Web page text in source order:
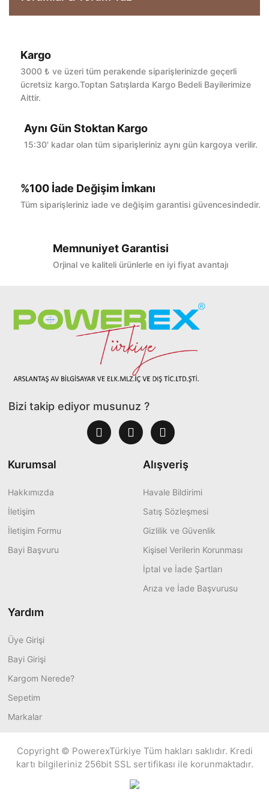
Bu ürüne ilk yorumu siz yapın!
Kargo
3000 ₺ ve üzeri tüm perakende siparişlerinizde geçerli
ücretsiz kargo.Toptan Satışlarda Kargo Bedeli Bayilerimize
Aittir.
Aynı Gün Stoktan Kargo
15:30' kadar olan tüm siparişleriniz aynı gün kargoya verilir.
%100 İade Değişim İmkanı
Tüm siparişleriniz iade ve değişim garantisi güvencesindedir.
Memnuniyet Garantisi
Orjinal ve kaliteli ürünlerle en iyi fiyat avantajı
Bizi takip ediyor musunuz ?
Kurumsal
Hakkımızda
İletişim
İletişim Formu
Bayi Başvuru
Alışveriş
Havale Bildirimi
Satış Sözleşmesi
Gizlilik ve Güvenlik
Kişisel Verilerin Korunması
İptal ve İade Şartları
Arıza ve İade Başvurusu
Yardım
Üye Girişi
Bayi Girişi
Kargom Nerede?
Sepetim
Markalar
Copyright © PowerexTürkiye Tüm hakları saklıdır. Kredi
kartı bilgileriniz 256bit SSL sertifikası ile korunmaktadır.